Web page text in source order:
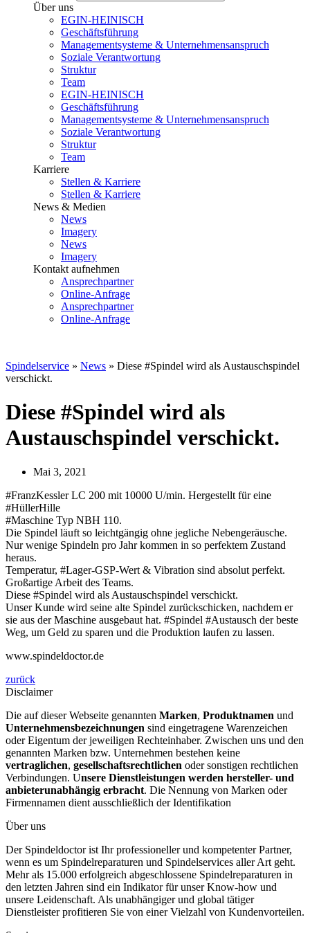
Über uns
EGIN-HEINISCH
Geschäftsführung
Managementsysteme & Unternehmensanspruch
Soziale Verantwortung
Struktur
Team
EGIN-HEINISCH
Geschäftsführung
Managementsysteme & Unternehmensanspruch
Soziale Verantwortung
Struktur
Team
Karriere
Stellen & Karriere
Stellen & Karriere
News & Medien
News
Imagery
News
Imagery
Kontakt aufnehmen
Ansprechpartner
Online-Anfrage
Ansprechpartner
Online-Anfrage
Spindelservice » News » Diese #Spindel wird als Austauschspindel
verschickt.
Diese #Spindel wird als
Austauschspindel verschickt.
Mai 3, 2021
#FranzKessler LC 200 mit 10000 U/min. Hergestellt für eine
#HüllerHille
#Maschine Typ NBH 110.
Die Spindel läuft so leichtgängig ohne jegliche Nebengeräusche.
Nur wenige Spindeln pro Jahr kommen in so perfektem Zustand
heraus.
Temperatur, #Lager-GSP-Wert & Vibration sind absolut perfekt.
Großartige Arbeit des Teams.
Diese #Spindel wird als Austauschspindel verschickt.
Unser Kunde wird seine alte Spindel zurückschicken, nachdem er
sie aus der Maschine ausgebaut hat. #Spindel #Austausch der beste
Weg, um Geld zu sparen und die Produktion laufen zu lassen.
www.spindeldoctor.de
zurück
Disclaimer
Die auf dieser Webseite genannten Marken, Produktnamen und
Unternehmensbezeichnungen sind eingetragene Warenzeichen
oder Eigentum der jeweiligen Rechteinhaber. Zwischen uns und den
genannten Marken bzw. Unternehmen bestehen keine
vertraglichen, gesellschaftsrechtlichen oder sonstigen rechtlichen
Verbindungen. Unsere Dienstleistungen werden hersteller- und
anbieterunabhängig erbracht. Die Nennung von Marken oder
Firmennamen dient ausschließlich der Identifikation
Über uns
Der Spindeldoctor ist Ihr professioneller und kompetenter Partner,
wenn es um Spindelreparaturen und Spindelservices aller Art geht.
Mehr als 15.000 erfolgreich abgeschlossene Spindelreparaturen in
den letzten Jahren sind ein Indikator für unser Know-how und
unsere Leidenschaft. Als unabhängiger und global tätiger
Dienstleister profitieren Sie von einer Vielzahl von Kundenvorteilen.